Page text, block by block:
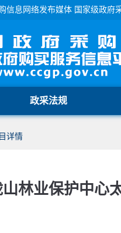
信息网络发布媒体 国家级政府
政采法规
详情
林业保护中心